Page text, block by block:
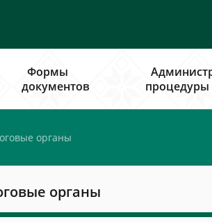
Формы
документов
процедуры
органы
органы